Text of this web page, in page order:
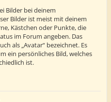
Bilder bei deinem
Bilder ist meist mit deinem
Kästchen oder Punkte, die
im Forum angeben. Das
als „Avatar“ bezeichnet. Es
ein persönliches Bild, welches
ist.